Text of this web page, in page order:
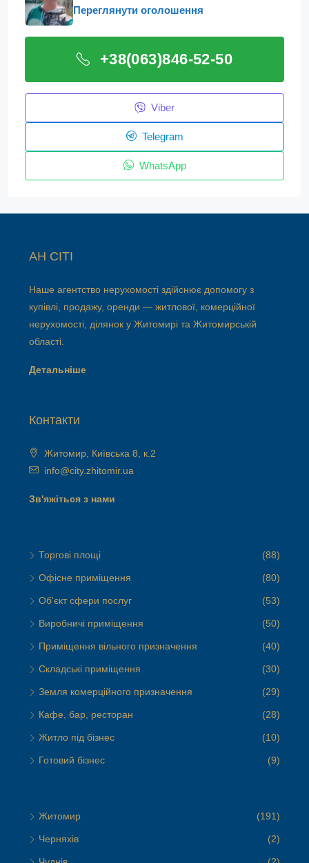
Переглянути оголошення
+38(063)846-52-50
Viber
Telegram
WhatsApp
АН СІТІ
Наше агентство нерухомості здійснює допомогу з
купівлі, продажу, оренди — житлової, комерційної
нерухомості, ділянок у Житомирі та Житомирській
області.
Детальніше
Контакти
Житомир, Київська 8, к.2
info@city.zhitomir.ua
Зв'яжіться з нами
Торгові площі (88)
Офісне приміщення (80)
Об'єкт сфери послуг (53)
Виробничі приміщення (50)
Приміщення вільного призначення (40)
Складські приміщення (30)
Земля комерційного призначення (29)
Кафе, бар, ресторан (28)
Житло під бізнес (10)
Готовий бізнес (9)
Житомир (191)
Черняхів (2)